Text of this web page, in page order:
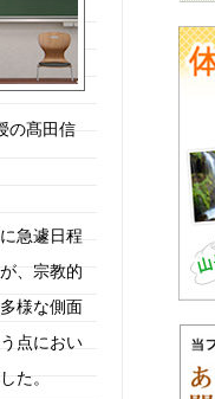
の髙田信
急遽日程
、宗教的
様な側面
点におい
た。